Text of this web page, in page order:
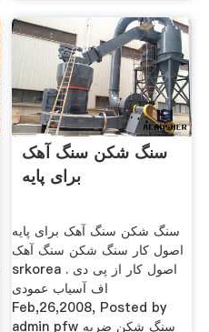
سنگ شکن سنگ آهک
برای پایه
سنگ شکن سنگ آهک برای پایه
اصول کار سنگ شکن سنگ آهک
srkorea . اصول کار از پی دی
اف آسیاب عمودی
Feb,26,2008, Posted by
admin pfw سنگ شکن ضربه